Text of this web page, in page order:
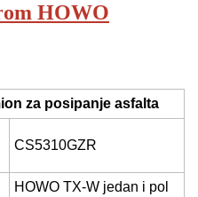
HOWO
za posipanje asfalta
CS5310GZR
HOWO TX-W jedan i pol